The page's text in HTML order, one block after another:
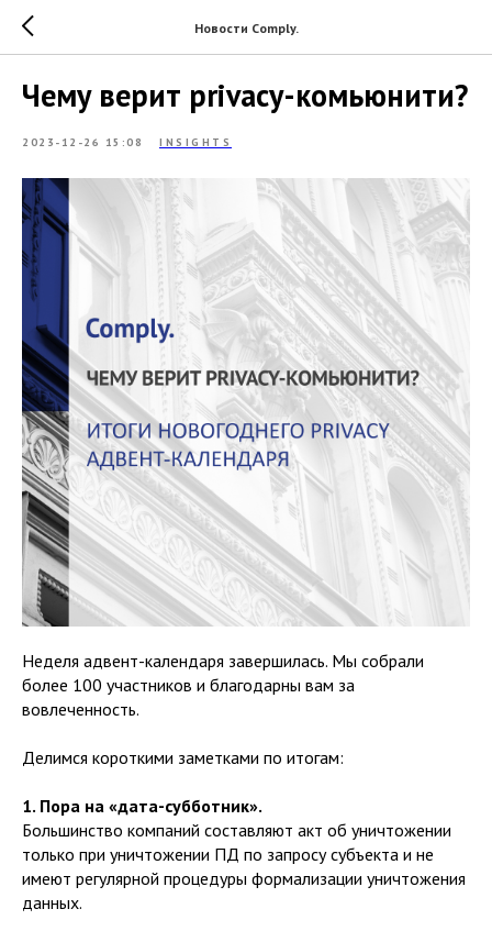
Новости Comply.
Чему верит privacy-комьюнити?
2023-12-26 15:08 INSIGHTS
Неделя адвент-календаря завершилась. Мы собрали
более 100 участников и благодарны вам за
вовлеченность.
Делимся короткими заметками по итогам:
1. Пора на «дата-субботник».
Большинство компаний составляют акт об уничтожении
только при уничтожении ПД по запросу субъекта и не
имеют регулярной процедуры формализации уничтожения
данных.